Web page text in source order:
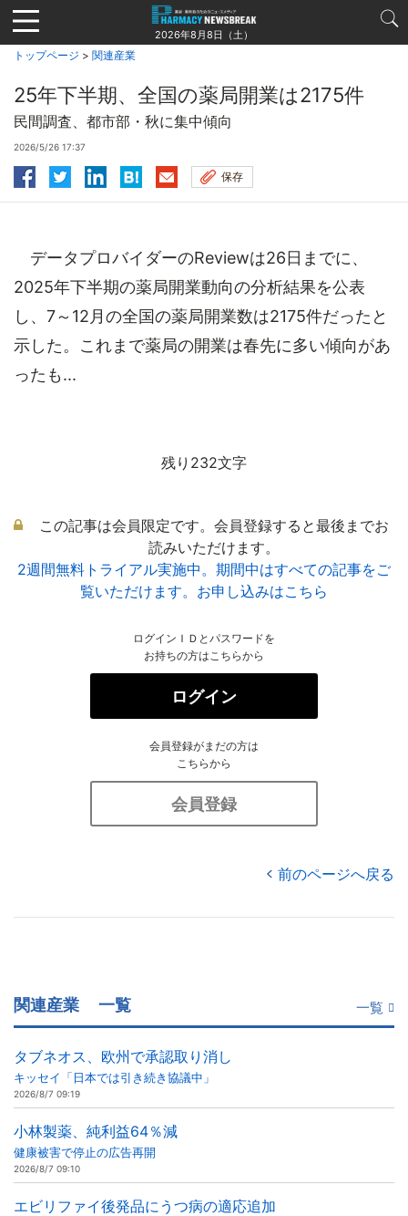
Jump
to
navigation
2026年8月8日（土）
トップページ > 関連産業
25年下半期、全国の薬局開業は2175件
民間調査、都市部・秋に集中傾向
2026/5/26 17:37
保存
データプロバイダーのReviewは26日までに、
2025年下半期の薬局開業動向の分析結果を公表
し、7～12月の全国の薬局開業数は2175件だったと
示した。これまで薬局の開業は春先に多い傾向があ
ったも...
残り232文字
この記事は会員限定です。会員登録すると最後までお
読みいただけます。
2週間無料トライアル実施中。期間中はすべての記事をご
覧いただけます。お申し込みはこちら
ログインＩＤとパスワードを
お持ちの方はこちらから
ログイン
会員登録がまだの方は
こちらから
会員登録
前のページへ戻る
関連産業 一覧 一覧
タブネオス、欧州で承認取り消し
キッセイ「日本では引き続き協議中」
2026/8/7 09:19
小林製薬、純利益64％減
健康被害で停止の広告再開
2026/8/7 09:10
エビリファイ後発品にうつ病の適応追加